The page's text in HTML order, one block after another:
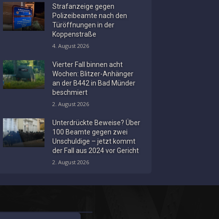
Strafanzeige gegen
Polizeibeamte nach den
Türöffnungen in der
Koppenstraße
4. August 2026
Vierter Fall binnen acht
Wochen: Blitzer-Anhänger
an der B442 in Bad Münder
beschmiert
2. August 2026
Unterdrückte Beweise? Über
100 Beamte gegen zwei
Unschuldige – jetzt kommt
der Fall aus 2024 vor Gericht
2. August 2026